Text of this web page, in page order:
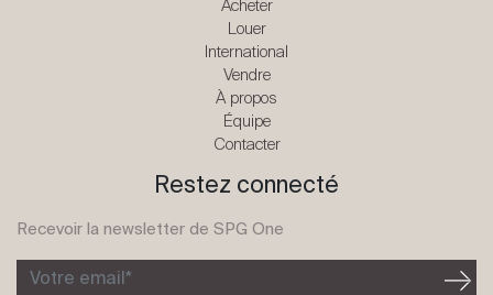
Acheter
Louer
International
Vendre
À propos
Équipe
Contacter
Restez connecté
Recevoir la newsletter de SPG One
Votre email*